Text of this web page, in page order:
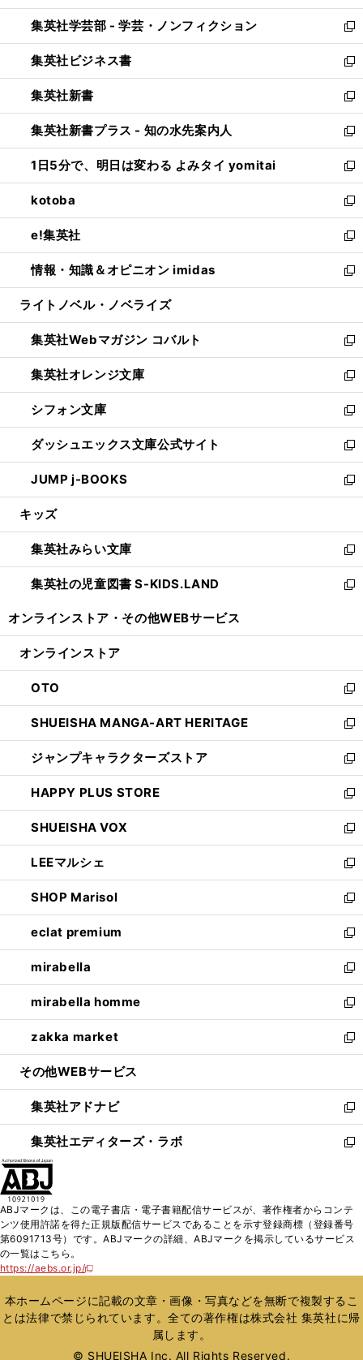
開
く
ウ
で
開
く
ン
ド
ウ
で
開
く
ウ
ィ
ン
ド
ウ
で
開
く
集英社学芸部 - 学芸・ノンフィクション
新
し
い
ウ
ィ
ン
ド
ウ
で
開
く
集英社ビジネス書
新
し
い
ウ
ィ
ン
ド
ウ
で
開
く
集英社新書
新
し
い
ウ
ィ
ン
ド
ウ
で
開
く
集英社新書プラス - 知の水先案内人
新
し
い
ウ
ィ
ン
ド
ウ
で
開
1日5分で、明日は変わる よみタイ yomitai
新
し
い
ウ
ィ
ン
ド
ウ
開
く
kotoba
新
し
い
ウ
ィ
ン
ウ
で
開
く
e!集英社
新
し
い
ウ
ン
ド
ウ
で
開
く
情報・知識＆オピニオン imidas
新
し
ウ
ィ
ン
ド
ウ
で
開
く
ライトノベル・ノベライズ
集英社Webマガジン コバルト
新
し
い
ウ
ィ
ン
ド
ウ
で
開
集英社オレンジ文庫
新
し
い
ウ
ィ
ン
ド
ウ
開
く
シフォン文庫
新
し
い
ウ
ィ
ン
ウ
で
開
く
ダッシュエックス文庫公式サイト
新
し
い
ウ
ン
ド
ウ
で
JUMP j-BOOKS
新
し
ウ
ィ
ン
ド
開
キッズ
集英社みらい文庫
新
し
い
ン
ウ
で
開
く
集英社の児童図書 S-KIDS.LAND
新
ウ
ン
ド
ウ
で
開
く
オンラインストア・ その他WEBサービス
オンラインストア
OTO
新
し
い
ウ
ィ
ン
ド
ウ
で
開
く
SHUEISHA MANGA-ART HERITAGE
新
し
い
ウ
ィ
ン
ド
ウ
で
開
く
ジャンプキャラクターズストア
新
し
い
ウ
ィ
ン
ド
ウ
で
開
く
HAPPY PLUS STORE
新
し
い
ウ
ィ
ン
ド
ウ
で
開
く
SHUEISHA VOX
新
し
い
ウ
ィ
ン
ド
ウ
で
開
く
LEEマルシェ
新
し
い
ウ
ィ
ン
ド
ウ
で
開
く
SHOP Marisol
新
し
い
ウ
ィ
ン
ド
ウ
で
開
eclat premium
新
し
い
ウ
ィ
ン
ド
ウ
開
く
mirabella
新
し
い
ウ
ィ
ン
ウ
で
開
く
mirabella homme
新
し
い
ウ
ン
ド
ウ
で
zakka market
新
し
ウ
ィ
ン
ド
く
その他WEBサービス
集英社アドナビ
新
し
い
ド
ウ
で
集英社エディターズ・ラボ
新
ィ
ン
ド
開
く
ABJマークは、この電子書店・電子書籍配信サービスが、著作権者からコンテ
ンツ使用許諾を得た正規版配信サービスであることを示す登録商標（登録番号
第6091713号）です。ABJマークの詳細、ABJマークを掲示しているサービス
の一覧はこちら。
https://aebs.or.jp/
新
い
ウ
ィ
本ホームページに記載の文章・画像・写真などを無断で複製するこ
とは法律で禁じられています。全ての著作権は株式会社 集英社に帰
属します。
© SHUEISHA Inc. All Rights Reserved.